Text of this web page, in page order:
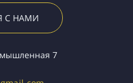
С НАМИ
7